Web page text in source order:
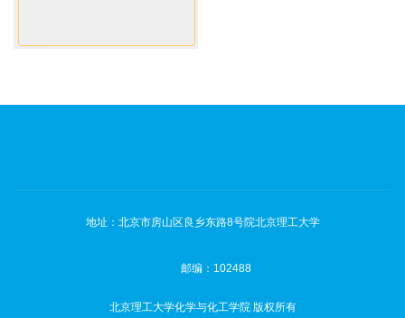
地址：北京市房山区良乡东路8号院北京理工大学
邮编：102488
北京理工大学化学与化工学院 版权所有